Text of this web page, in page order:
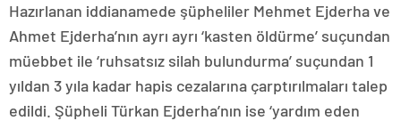
Hazırlanan iddianamede şüpheliler Mehmet Ejderha ve
Ahmet Ejderha’nın ayrı ayrı ‘kasten öldürme’ suçundan
müebbet ile ‘ruhsatsız silah bulundurma’ suçundan 1
yıldan 3 yıla kadar hapis cezalarına çarptırılmaları talep
edildi. Şüpheli Türkan Ejderha’nın ise ‘yardım eden